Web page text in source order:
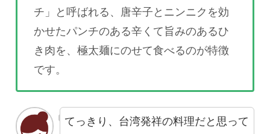
チ」と呼ばれる、唐辛子とニンニクを効
かせたパンチのある辛くて旨みのあるひ
き肉を、極太麺にのせて食べるのが特徴
です。
てっきり、台湾発祥の料理だと思って